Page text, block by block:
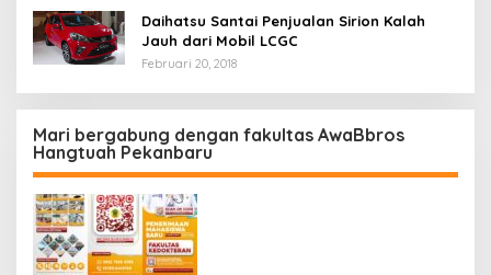
Daihatsu Santai Penjualan Sirion Kalah
Jauh dari Mobil LCGC
Februari 20, 2018
Mari bergabung dengan fakultas AwaBbros
Hangtuah Pekanbaru